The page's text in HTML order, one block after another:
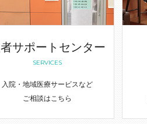
サポートセンター
SERVICES
入院・地域医療サービスなど
ご相談はこちら